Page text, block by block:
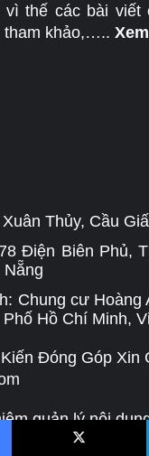
vì thế các bài viết
tham khảo,…..
Thủy, Cầu
Điện Biên Phủ,
Chung cư Hoàng
Hồ Chí Minh,
Đóng Góp Xin
quản lý nội